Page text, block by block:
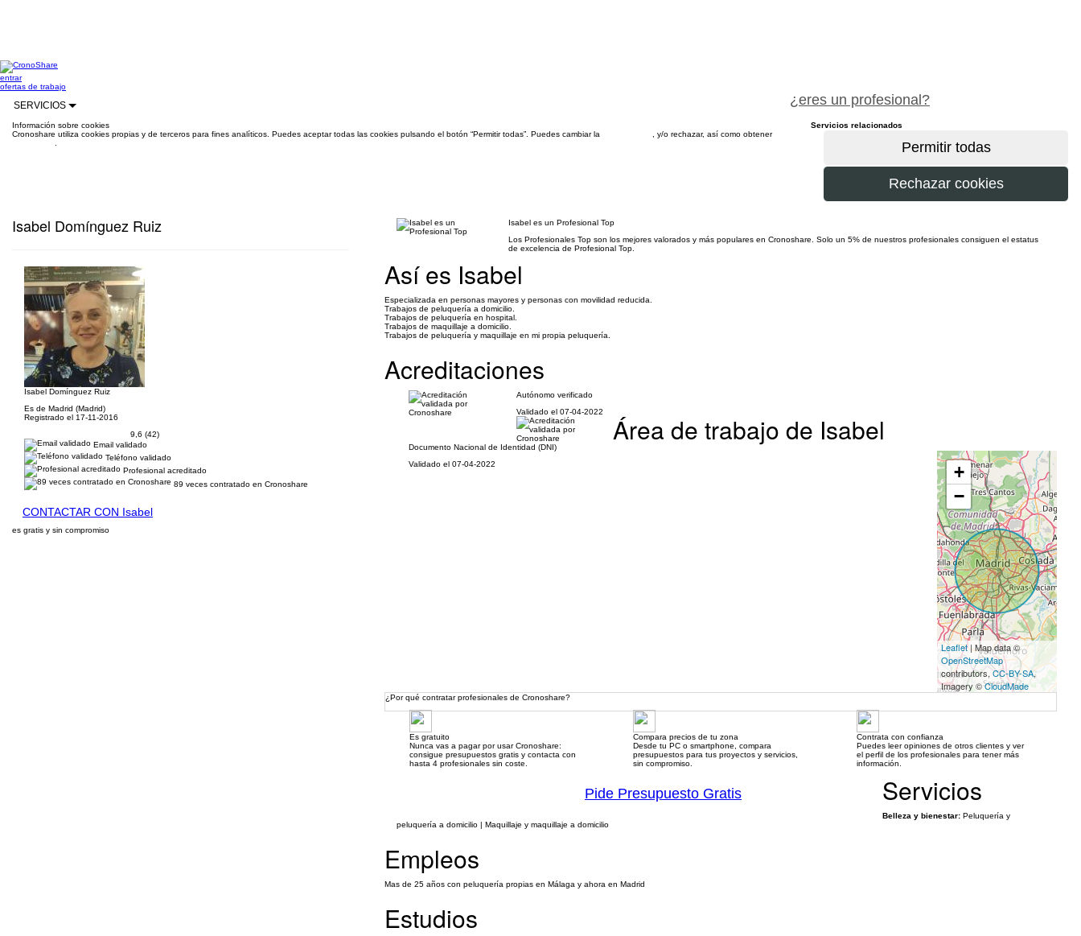
entrar
¿eres un profesional?
ofertas de trabajo
SERVICIOS
Información sobre cookies
Cronoshare utiliza cookies propias y de terceros para fines analíticos. Puedes aceptar todas las cookies pulsando el botón “Permitir todas”. Puedes cambiar la
, y/o rechazar, así como obtener
Isabel Domínguez Ruiz
Isabel Domínguez Ruiz
Es de Madrid (Madrid)
Registrado el 17-11-2016
9,6 (42)
Email validado
Teléfono validado
Profesional acreditado
89 veces contratado en Cronoshare
CONTACTAR CON Isabel
es gratis y sin compromiso
Isabel es un Profesional Top
Los Profesionales Top son los mejores valorados y más populares en Cronoshare. Solo un 5% de nuestros profesionales consiguen el estatus
de excelencia de Profesional Top.
Así es Isabel
Especializada en personas mayores y personas con movilidad reducida.
Trabajos de peluquería a domicilio.
Trabajos de peluquería en hospital.
Trabajos de maquillaje a domicilio.
Trabajos de peluquería y maquillaje en mi propia peluquería.
Acreditaciones
Autónomo verificado
Validado el 07-04-2022
Documento Nacional de Identidad (DNI)
Validado el 07-04-2022
Área de trabajo de Isabel
+
−
Leaflet| Map data ©
OpenStreetMap
contributors, CC-BY-SA,
Imagery ©CloudMade
¿Por qué contratar profesionales de Cronoshare?
Es gratuito
Nunca vas a pagar por usar Cronoshare:
consigue presupuestos gratis y contacta con
hasta 4 profesionales sin coste.
Compara precios de tu zona
Desde tu PC o smartphone, compara
presupuestos para tus proyectos y servicios,
sin compromiso.
Contrata con confianza
Puedes leer opiniones de otros clientes y ver
el perfil de los profesionales para tener más
información.
Pide Presupuesto Gratis Servicios
Belleza y bienestar: Peluquería y
peluquería a domicilio | Maquillaje y maquillaje a domicilio
Empleos
Mas de 25 años con peluquería propias en Málaga y ahora en Madrid
Estudios
Servicios relacionados